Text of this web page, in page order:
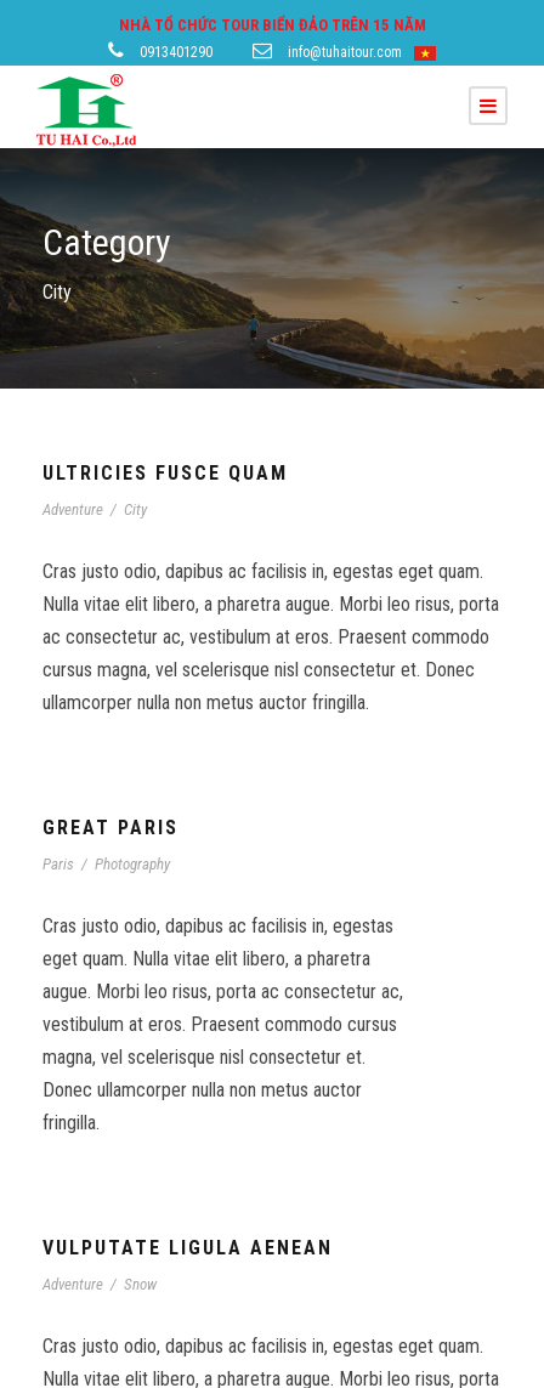
NHÀ TỔ CHỨC TOUR BIỂN ĐẢO TRÊN 15 NĂM
0913401290 info@tuhaitour.com
Category
City
ULTRICIES FUSCE QUAM
Adventure / City
Cras justo odio, dapibus ac facilisis in, egestas eget quam.
Nulla vitae elit libero, a pharetra augue. Morbi leo risus, porta
ac consectetur ac, vestibulum at eros. Praesent commodo
cursus magna, vel scelerisque nisl consectetur et. Donec
ullamcorper nulla non metus auctor fringilla.
GREAT PARIS
Paris / Photography
Cras justo odio, dapibus ac facilisis in, egestas
eget quam. Nulla vitae elit libero, a pharetra
augue. Morbi leo risus, porta ac consectetur ac,
vestibulum at eros. Praesent commodo cursus
magna, vel scelerisque nisl consectetur et.
Donec ullamcorper nulla non metus auctor
fringilla.
VULPUTATE LIGULA AENEAN
Adventure / Snow
Cras justo odio, dapibus ac facilisis in, egestas eget quam.
Nulla vitae elit libero, a pharetra augue. Morbi leo risus, porta